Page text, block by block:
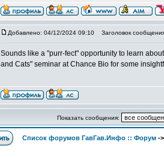
Добавлено: 04/12/2024 09:10 Заголовок
Sounds like a "purr-fect" opportunity to learn
and Cats" seminar at Chance Bio for some
Показать сообщения:
Список форумов ГавГав.Инфо :: Форум -